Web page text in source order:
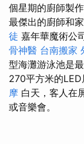
個星期的廚師製
最傑出的廚師和家
徒 嘉年華魔術公
骨神醫 台南搬家
型海灘游泳池是
270平方米的LED
摩 白天，客人在
或音樂會。